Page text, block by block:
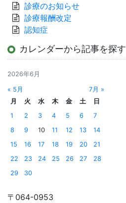
診療のお知らせ
診療報酬改定
認知症
カレンダーから記事を探す
2026年6月
« 5月
7月 »
月
火 水 木 金 土
日
1
2 3 4 5 6
7
8
9 10 11 12 13
14
15
16 17 18 19 20
21
22
23 24 25 26 27
28
29
30
〒064-0953